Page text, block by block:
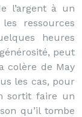
l’argent à un
ressources
heures
peut
colère de May
les cas, pour
sortit faire un
qu’il tombe